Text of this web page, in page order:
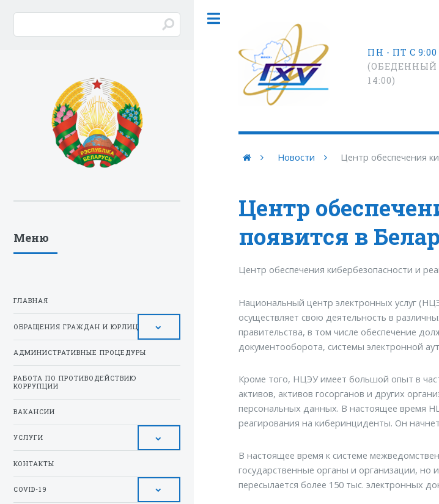
ПН - ПТ С 9:00
(ОБЕДЕННЫЙ
14:00)
Новости Центр обеспечения
Центр
появится в
Центр обеспечения кибербезопасности и
Национальный центр электронных услуг
осуществляет свою деятельность в
правительства, в том числе обеспечение
документооборота, системы электронной
Кроме того, НЦЭУ имеет большой опыт в
активов, активов госорганов и других
персональных данных. В настоящее время
реагирования на киберинциденты. Он
В настоящее время к системе
государственные органы и организации,
пересылается более 150 тыс. электронных
Меню
ГЛАВНАЯ
ОБРАЩЕНИЯ ГРАЖДАН И ЮРЛИЦ
АДМИНИСТРАТИВНЫЕ ПРОЦЕДУРЫ
РАБОТА ПО ПРОТИВОДЕЙСТВИЮ
КОРРУПЦИИ
ВАКАНСИИ
УСЛУГИ
КОНТАКТЫ
COVID-19